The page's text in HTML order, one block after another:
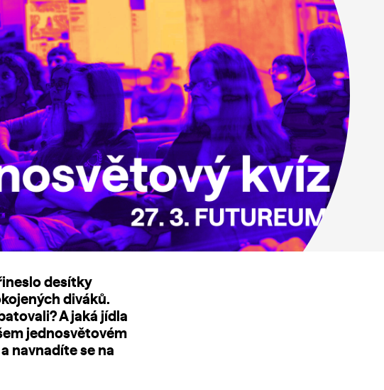
desítky
diváků.
A jaká jídla
jednosvětovém
navnadíte se na